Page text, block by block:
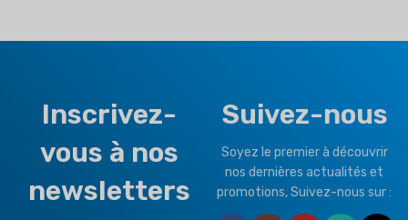
R410a
TYPE DE CLIMAT
Motorized Valves &
Thermostat Controller
HEALTHY PLUS
FUNCTION
Inscrivez-
vous à nos
newsletters
Suivez-nous
Soyez le premier à découvrir
nos dernières actualités et
promotions, Suivez-nous sur :